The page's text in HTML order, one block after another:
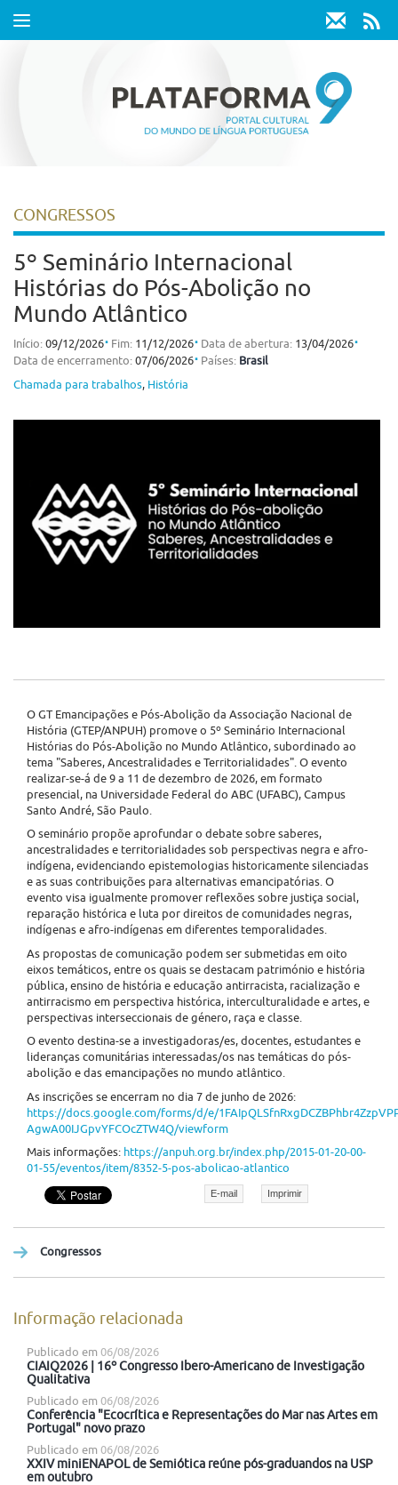
Toggle
CONGRESSOS
5º Seminário Internacional
Histórias do Pós-Abolição no
Mundo Atlântico
Início: 09/12/2026⋅ Fim: 11/12/2026⋅ Data de abertura: 13/04/2026⋅
Data de encerramento: 07/06/2026⋅ Países: Brasil
Chamada para trabalhos, História
O GT Emancipações e Pós-Abolição da Associação Nacional de
História (GTEP/ANPUH) promove o 5º Seminário Internacional
Histórias do Pós-Abolição no Mundo Atlântico, subordinado ao
tema "Saberes, Ancestralidades e Territorialidades". O evento
realizar-se-á de 9 a 11 de dezembro de 2026, em formato
presencial, na Universidade Federal do ABC (UFABC), Campus
Santo André, São Paulo.
O seminário propõe aprofundar o debate sobre saberes,
ancestralidades e territorialidades sob perspectivas negra e afro-
indígena, evidenciando epistemologias historicamente silenciadas
e as suas contribuições para alternativas emancipatórias. O
evento visa igualmente promover reflexões sobre justiça social,
reparação histórica e luta por direitos de comunidades negras,
indígenas e afro-indígenas em diferentes temporalidades.
As propostas de comunicação podem ser submetidas em oito
eixos temáticos, entre os quais se destacam património e história
pública, ensino de história e educação antirracista, racialização e
antirracismo em perspectiva histórica, interculturalidade e artes, e
perspectivas interseccionais de género, raça e classe.
O evento destina-se a investigadoras/es, docentes, estudantes e
lideranças comunitárias interessadas/os nas temáticas do pós-
abolição e das emancipações no mundo atlântico.
As inscrições se encerram no dia 7 de junho de 2026:
https://docs.google.com/forms/d/e/
AgwA00IJGpvYFCOcZTW4Q/viewform
Mais informações: https://anpuh.org.br/index.php/2015-01-20-00-
01-55/eventos/item/8352-5-pos-abolicao-atlantico
E-mail Imprimir
Congressos
Informação relacionada
Publicado em 06/08/2026
CIAIQ2026 | 16º Congresso Ibero-Americano de Investigação
Qualitativa
Publicado em 06/08/2026
Conferência "Ecocrítica e Representações do Mar nas Artes em
Portugal" novo prazo
Publicado em 06/08/2026
XXIV miniENAPOL de Semiótica reúne pós-graduandos na USP
em outubro